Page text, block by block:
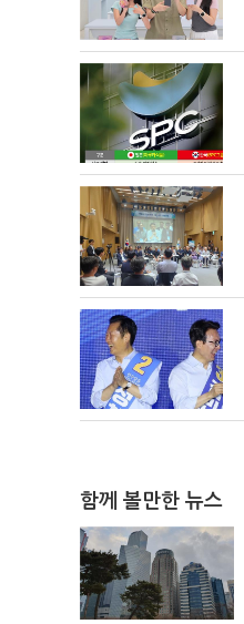
함께 볼만한 뉴스